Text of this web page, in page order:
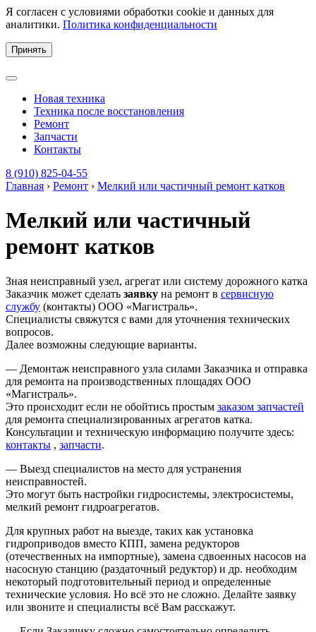
Я согласен с условиями обработки cookie и данных для
аналитики. Политика конфиденциальности
Принять
Новая техника
Техника после восстановления
Ремонт
Запчасти
Контакты
8 (910) 825-04-55
Главная › Ремонт › Мелкий или частичный ремонт катков
Мелкий или частичный
ремонт катков
Зная неисправный узел, агрегат или систему дорожного катка
Заказчик может сделать заявку на ремонт в сервисную
службу (контакты) ООО «Магистраль».
Специалисты свяжутся с вами для уточнения технических
вопросов.
Далее возможны следующие варианты.
— Демонтаж неисправного узла силами Заказчика и отправка
для ремонта на производственных площадях ООО
«Магистраль».
Это происходит если не обойтись простым заказом запчастей
для ремонта специализированных агрегатов катка.
Консультации и техническую информацию получите здесь:
контакты , запчасти.
— Выезд специалистов на место для устранения
неисправностей.
Это могут быть настройки гидросистемы, электросистемы,
мелкий ремонт гидроагрегатов.
Для крупных работ на выезде, таких как установка
гидроприводов вместо КПП, замена редукторов
(отечественных на импортные), замена сдвоенных насосов на
насосную станцию (раздаточный редуктор) и др. необходим
некоторый подготовительный период и определенные
технические условия. Но всё это не сложно. Делайте заявку
или звоните и специалисты всё Вам расскажут.